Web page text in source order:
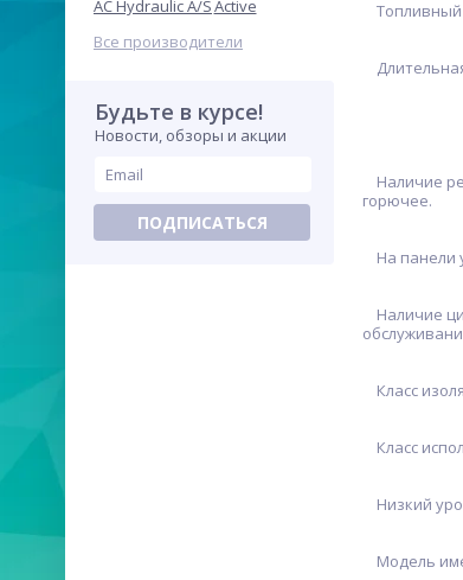
AC Hydraulic A/SActive
Все производители
Будьте в курсе!
Новости, обзоры и акции
ПОДПИСАТЬСЯ
Топливный
Наличие
горючее.
На панели
Наличие
Класс
Класс
Низкий
Модель